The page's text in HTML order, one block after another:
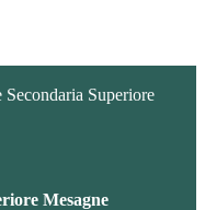
Superiore
Mesagne